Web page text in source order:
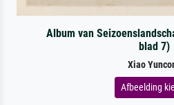
Album van
blad 7)
Xiao
Afbeelding